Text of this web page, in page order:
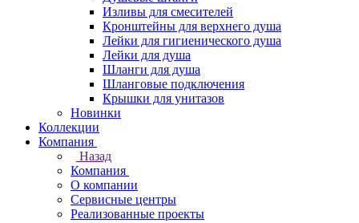
Изливы для смесителей
Кронштейны для верхнего душа
Лейки для гигиенического душа
Лейки для душа
Шланги для душа
Шланговые подключения
Крышки для унитазов
Новинки
Коллекции
Компания
Назад
Компания
О компании
Сервисные центры
Реализованные проекты